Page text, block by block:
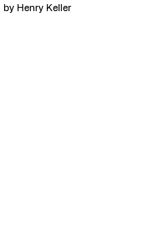
Henry Keller